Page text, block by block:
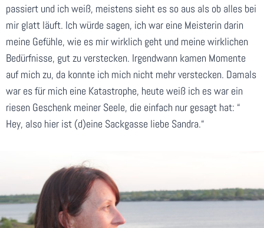
passiert und ich weiß, meistens sieht es so aus als ob alles bei
mir glatt läuft. Ich würde sagen, ich war eine Meisterin darin
meine Gefühle, wie es mir wirklich geht und meine wirklichen
Bedürfnisse, gut zu verstecken. Irgendwann kamen Momente
auf mich zu, da konnte ich mich nicht mehr verstecken. Damals
war es für mich eine Katastrophe, heute weiß ich es war ein
riesen Geschenk meiner Seele, die einfach nur gesagt hat: “
Hey, also hier ist (d)eine Sackgasse liebe Sandra.“